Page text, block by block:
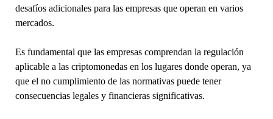
desafíos adicionales para las empresas que operan en varios
mercados.
Es fundamental que las empresas comprendan la regulación
aplicable a las criptomonedas en los lugares donde operan, ya
que el no cumplimiento de las normativas puede tener
consecuencias legales y financieras significativas.